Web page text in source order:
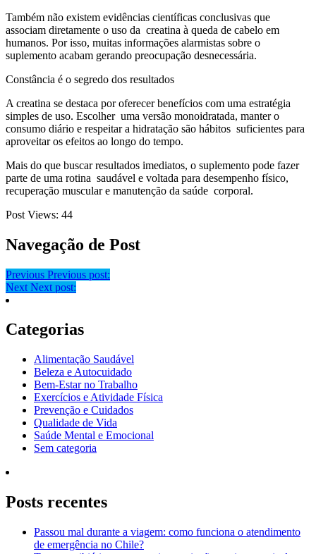
Também não existem evidências científicas conclusivas que
associam diretamente o uso da creatina à queda de cabelo em
humanos. Por isso, muitas informações alarmistas sobre o
suplemento acabam gerando preocupação desnecessária.
Constância é o segredo dos resultados
A creatina se destaca por oferecer benefícios com uma estratégia
simples de uso. Escolher uma versão monoidratada, manter o
consumo diário e respeitar a hidratação são hábitos suficientes para
aproveitar os efeitos ao longo do tempo.
Mais do que buscar resultados imediatos, o suplemento pode fazer
parte de uma rotina saudável e voltada para desempenho físico,
recuperação muscular e manutenção da saúde corporal.
Post Views: 44
Navegação de Post
Previous Previous post:
Next Next post:
Categorias
Alimentação Saudável
Beleza e Autocuidado
Bem-Estar no Trabalho
Exercícios e Atividade Física
Prevenção e Cuidados
Qualidade de Vida
Saúde Mental e Emocional
Sem categoria
Posts recentes
Passou mal durante a viagem: como funciona o atendimento
de emergência no Chile?